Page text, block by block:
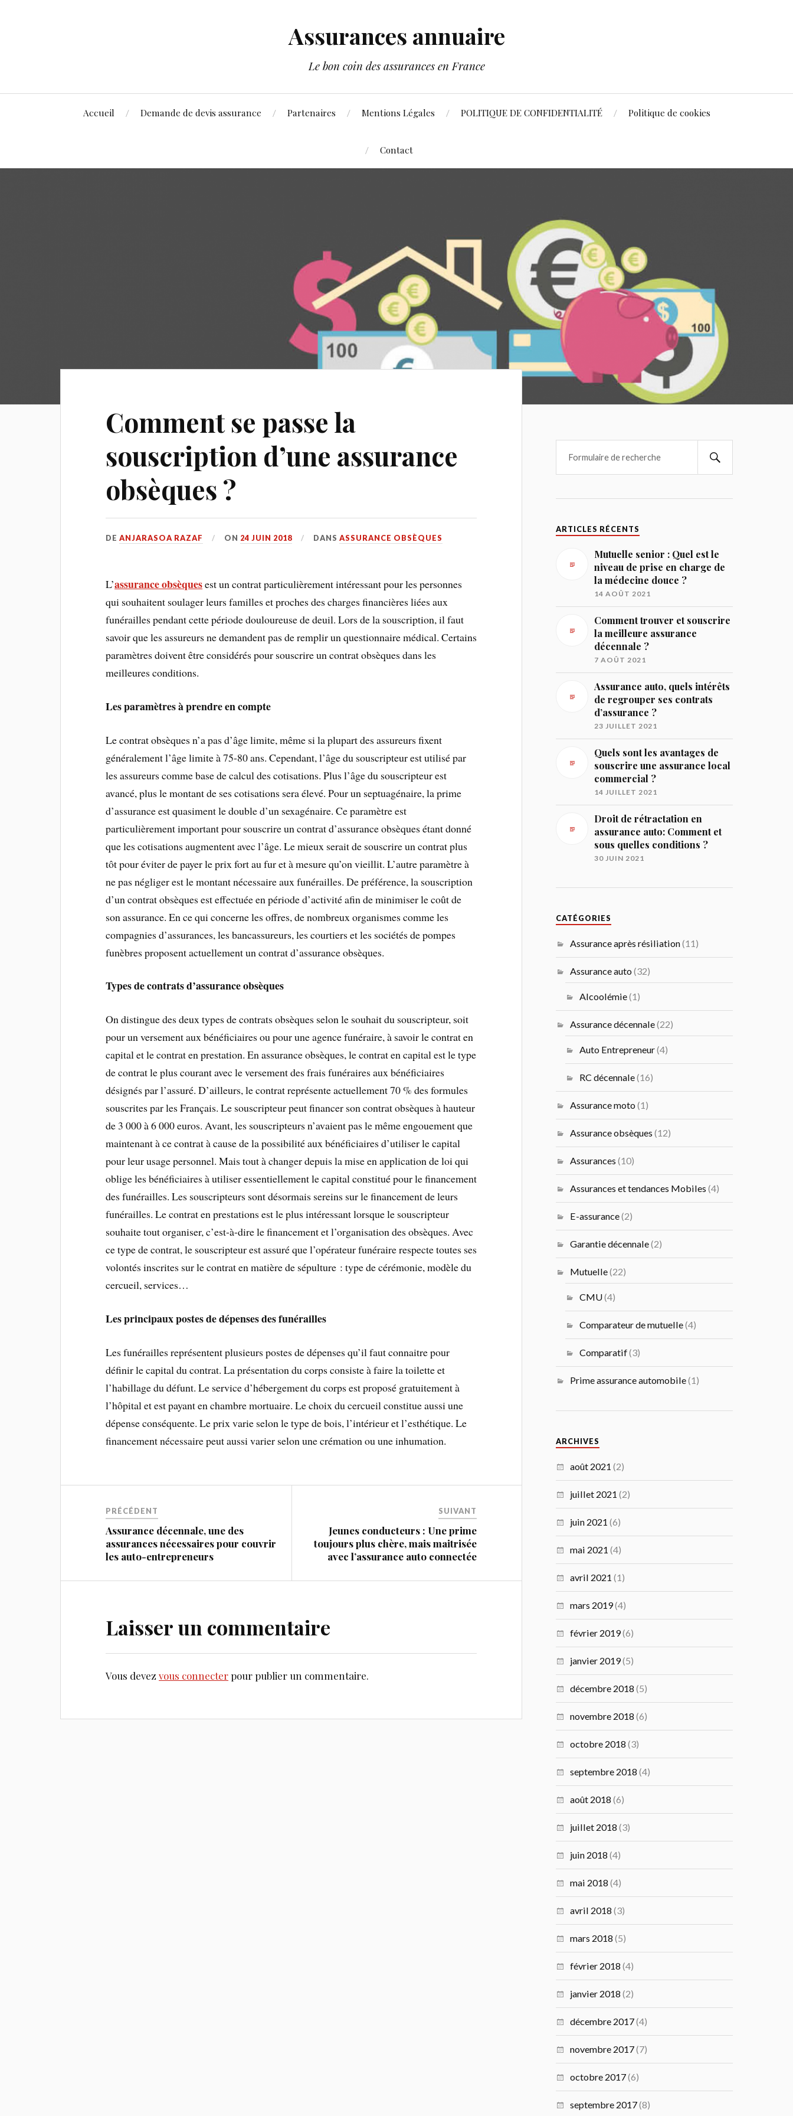
Assurances annuaire
Le bon coin des assurances en France
Accueil Demande de devis assurance Partenaires Mentions Légales POLITIQUE DE CONFIDENTIALITÉ Politique de cookies
Contact
Comment se passe la
souscription d’une assurance
obsèques ?
DEANJARASOA RAZAF ON 24 JUIN 2018 DANSASSURANCE OBSÈQUES
L’assurance obsèquesest un contrat particulièrement intéressant pour les personnes
qui souhaitent soulager leurs familles et proches des charges financières liées aux
funérailles pendant cette période douloureuse de deuil. Lors de la souscription, il faut
savoir que les assureurs ne demandent pas de remplir un questionnaire médical. Certains
paramètres doivent être considérés pour souscrire un contrat obsèques dans les
meilleures conditions.
Les paramètres à prendre en compte
Le contrat obsèques n’a pas d’âge limite, même si la plupart des assureurs fixent
généralement l’âge limite à 75-80 ans. Cependant, l’âge du souscripteur est utilisé par
les assureurs comme base de calcul des cotisations. Plus l’âge du souscripteur est
avancé, plus le montant de ses cotisations sera élevé. Pour un septuagénaire, la prime
d’assurance est quasiment le double d’un sexagénaire. Ce paramètre est
particulièrement important pour souscrire un contrat d’assurance obsèques étant donné
que les cotisations augmentent avec l’âge. Le mieux serait de souscrire un contrat plus
tôt pour éviter de payer le prix fort au fur et à mesure qu’on vieillit. L’autre paramètre à
ne pas négliger est le montant nécessaire aux funérailles. De préférence, la souscription
d’un contrat obsèques est effectuée en période d’activité afin de minimiser le coût de
son assurance. En ce qui concerne les offres, de nombreux organismes comme les
compagnies d’assurances, les bancassureurs, les courtiers et les sociétés de pompes
funèbres proposent actuellement un contrat d’assurance obsèques.
Types de contrats d’assurance obsèques
On distingue des deux types de contrats obsèques selon le souhait du souscripteur, soit
pour un versement aux bénéficiaires ou pour une agence funéraire, à savoir le contrat en
capital et le contrat en prestation. En assurance obsèques, le contrat en capital est le type
de contrat le plus courant avec le versement des frais funéraires aux bénéficiaires
désignés par l’assuré. D’ailleurs, le contrat représente actuellement 70 % des formules
souscrites par les Français. Le souscripteur peut financer son contrat obsèques à hauteur
de 3 000 à 6 000 euros. Avant, les souscripteurs n’avaient pas le même engouement que
maintenant à ce contrat à cause de la possibilité aux bénéficiaires d’utiliser le capital
pour leur usage personnel. Mais tout à changer depuis la mise en application de loi qui
oblige les bénéficiaires à utiliser essentiellement le capital constitué pour le financement
des funérailles. Les souscripteurs sont désormais sereins sur le financement de leurs
funérailles. Le contrat en prestations est le plus intéressant lorsque le souscripteur
souhaite tout organiser, c’est-à-dire le financement et l’organisation des obsèques. Avec
ce type de contrat, le souscripteur est assuré que l’opérateur funéraire respecte toutes ses
volontés inscrites sur le contrat en matière de sépulture : type de cérémonie, modèle du
cercueil, services…
Les principaux postes de dépenses des funérailles
Les funérailles représentent plusieurs postes de dépenses qu’il faut connaitre pour
définir le capital du contrat. La présentation du corps consiste à faire la toilette et
l’habillage du défunt. Le service d’hébergement du corps est proposé gratuitement à
l’hôpital et est payant en chambre mortuaire. Le choix du cercueil constitue aussi une
dépense conséquente. Le prix varie selon le type de bois, l’intérieur et l’esthétique. Le
financement nécessaire peut aussi varier selon une crémation ou une inhumation.
PRÉCÉDENT
Assurance décennale, une des
assurances nécessaires pour couvrir
les auto-entrepreneurs
SUIVANT
Jeunes conducteurs : Une prime
toujours plus chère, mais maitrisée
avec l’assurance auto connectée
Laisser un commentaire
Vous devezvous connecterpour publier un commentaire.
ARTICLES RÉCENTS
Mutuelle senior : Quel est le
niveau de prise en charge de
la médecine douce ?
14 AOÛT 2021
Comment trouver et souscrire
la meilleure assurance
décennale ?
7 AOÛT 2021
Assurance auto, quels intérêts
de regrouper ses contrats
d’assurance ?
23 JUILLET 2021
Quels sont les avantages de
souscrire une assurance local
commercial ?
14 JUILLET 2021
Droit de rétractation en
assurance auto: Comment et
sous quelles conditions ?
30 JUIN 2021
CATÉGORIES
Assurance après résiliation(11)
Assurance auto(32)
Alcoolémie(1)
Assurance décennale(22)
Auto Entrepreneur(4)
RC décennale(16)
Assurance moto(1)
Assurance obsèques (12)
Assurances (10)
Assurances et tendances Mobiles (4)
E-assurance(2)
Garantie décennale(2)
Mutuelle(22)
CMU(4)
Comparateur de mutuelle(4)
Comparatif(3)
Prime assurance automobile(1)
ARCHIVES
août 2021 (2)
juillet 2021 (2)
juin 2021 (6)
mai 2021 (4)
avril 2021 (1)
mars 2019(4)
février 2019(6)
janvier 2019(5)
décembre 2018 (5)
novembre 2018 (6)
octobre 2018 (3)
septembre 2018 (4)
août 2018 (6)
juillet 2018 (3)
juin 2018 (4)
mai 2018 (4)
avril 2018 (3)
mars 2018 (5)
février 2018 (4)
janvier 2018 (2)
décembre 2017(4)
novembre 2017(7)
octobre 2017(6)
septembre 2017(8)